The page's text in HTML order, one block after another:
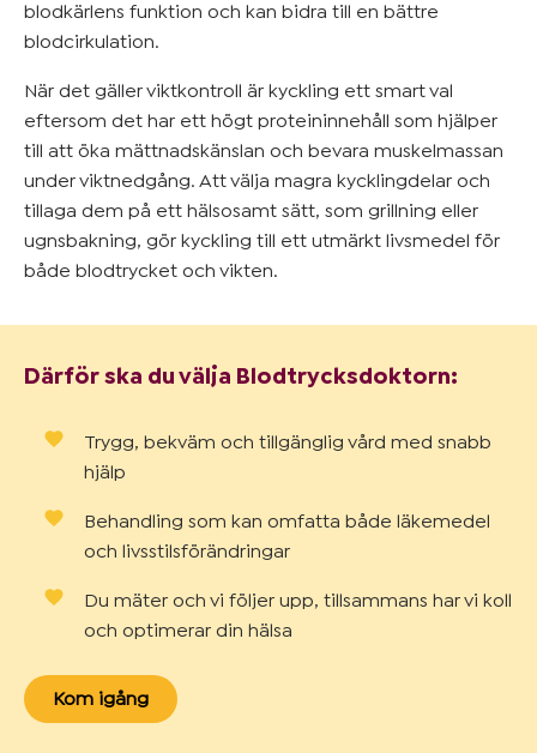
blodkärlens funktion och kan bidra till en bättre
blodcirkulation.
När det gäller viktkontroll är kyckling ett smart val
eftersom det har ett högt proteininnehåll som hjälper
till att öka mättnadskänslan och bevara muskelmassan
under viktnedgång. Att välja magra kycklingdelar och
tillaga dem på ett hälsosamt sätt, som grillning eller
ugnsbakning, gör kyckling till ett utmärkt livsmedel för
både blodtrycket och vikten.
Därför ska du välja Blodtrycksdoktorn:
Trygg, bekväm och tillgänglig vård med snabb
hjälp
Behandling som kan omfatta både läkemedel
och livsstilsförändringar
Du mäter och vi följer upp, tillsammans har vi koll
och optimerar din hälsa
Kom igång